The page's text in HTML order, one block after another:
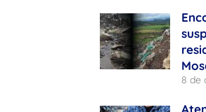
8 de